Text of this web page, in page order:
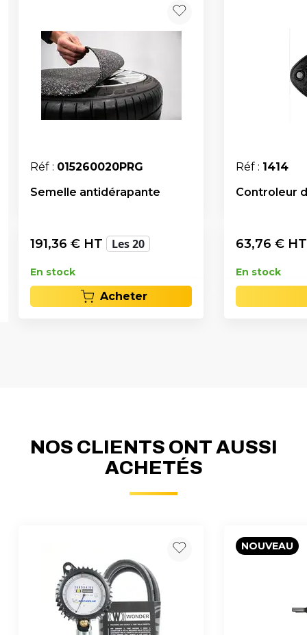
Réf : 015260020PRG
Semelle antidérapante
191,36 € HT Les 20
En stock
Acheter
Réf : 1414
Controleur
63,76 €
En stock
NOS CLIENTS ONT AUSSI
ACHETÉS
NOUVEAU